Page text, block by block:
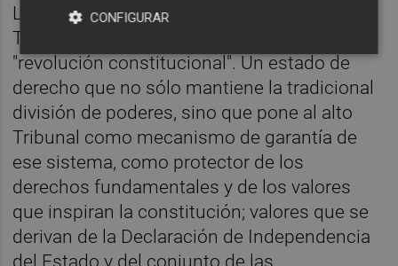
Lo que el entonces presidente del alto
Tribunal,
"revolución constitucional". Un estado de
derecho que no sólo mantiene la tradicional
división de poderes, sino que pone al alto
Tribunal como mecanismo de garantía de
ese sistema, como protector de los
derechos fundamentales y de los valores
que inspiran la constitución; valores que se
derivan de la Declaración de Independencia
del Estado y del conjunto de las
CONFIGURAR